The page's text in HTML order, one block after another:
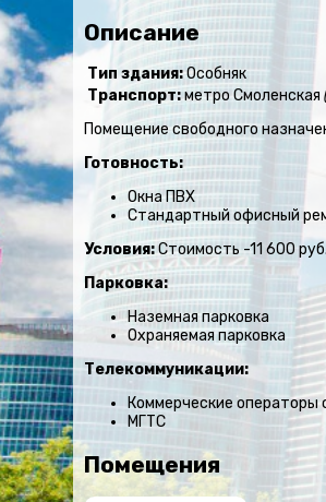
Описание
Тип здания:Особняк
Транспорт:метро Смоленская
Помещение свободного
Готовность:
Окна ПВХ
Стандартный офисный
Условия:Стоимость -11 600
Парковка:
Наземная парковка
Охраняемая парковка
Телекоммуникации:
Коммерческие операторы
МГТС
Помещения